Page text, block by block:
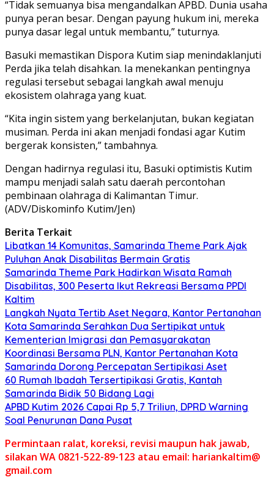
“Tidak semuanya bisa mengandalkan APBD. Dunia usaha
punya peran besar. Dengan payung hukum ini, mereka
punya dasar legal untuk membantu,” tuturnya.
Basuki memastikan Dispora Kutim siap menindaklanjuti
Perda jika telah disahkan. Ia menekankan pentingnya
regulasi tersebut sebagai langkah awal menuju
ekosistem olahraga yang kuat.
“Kita ingin sistem yang berkelanjutan, bukan kegiatan
musiman. Perda ini akan menjadi fondasi agar Kutim
bergerak konsisten,” tambahnya.
Dengan hadirnya regulasi itu, Basuki optimistis Kutim
mampu menjadi salah satu daerah percontohan
pembinaan olahraga di Kalimantan Timur.
(ADV/Diskominfo Kutim/Jen)
Berita Terkait
Libatkan 14 Komunitas, Samarinda Theme Park Ajak
Puluhan Anak Disabilitas Bermain Gratis
Samarinda Theme Park Hadirkan Wisata Ramah
Disabilitas, 300 Peserta Ikut Rekreasi Bersama PPDI
Kaltim
Langkah Nyata Tertib Aset Negara, Kantor Pertanahan
Kota Samarinda Serahkan Dua Sertipikat untuk
Kementerian Imigrasi dan Pemasyarakatan
Koordinasi Bersama PLN, Kantor Pertanahan Kota
Samarinda Dorong Percepatan Sertipikasi Aset
60 Rumah Ibadah Tersertipikasi Gratis, Kantah
Samarinda Bidik 50 Bidang Lagi
APBD Kutim 2026 Capai Rp 5,7 Triliun, DPRD Warning
Soal Penurunan Dana Pusat
Permintaan ralat, koreksi, revisi maupun hak jawab,
silakan WA 0821-522-89-123 atau email: hariankaltim@
gmail.com